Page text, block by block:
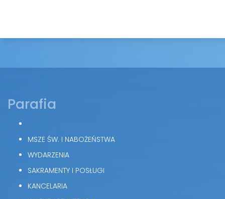
Parafia
MSZE ŚW. I NABOŻEŃSTWA
WYDARZENIA
SAKRAMENTY I POSŁUGI
KANCELARIA